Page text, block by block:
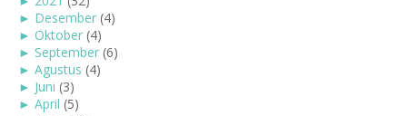
► Desember (4)
► Oktober (4)
► September (6)
► Agustus (4)
► Juni (3)
► April (5)